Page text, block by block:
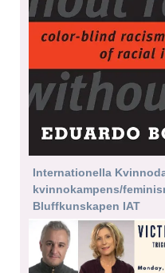
Internationella
kvinnokampens/
Bluffkunskapen IAT